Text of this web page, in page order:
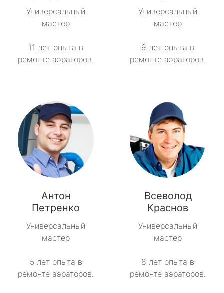
Универсальный
мастер
11 лет опыта в
ремонте аэраторов.
Универсальный
мастер
9 лет опыта в
ремонте аэраторов.
Антон
Петренко
Универсальный
мастер
5 лет опыта в
ремонте аэраторов.
Всеволод
Краснов
Универсальный
мастер
8 лет опыта в
ремонте аэраторов.